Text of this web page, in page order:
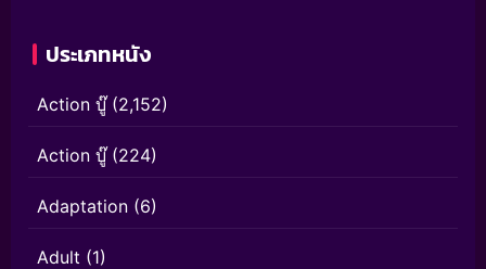
ประเภทหนัง
Action บู๊(2,152)
Action บู๊(224)
Adaptation (6)
Adult (1)